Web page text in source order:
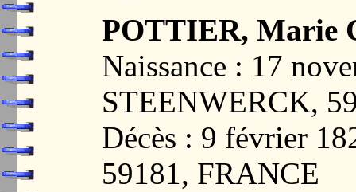
POTTIER, Marie
Naissance : 17
STEENWERCK,
Décès : 9 février
59181, FRANCE